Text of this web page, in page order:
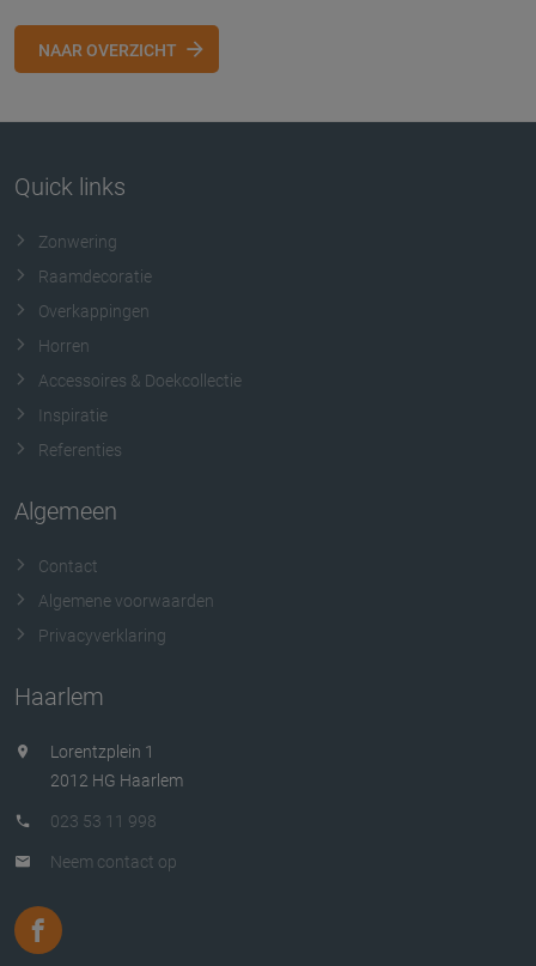
NAAR OVERZICHT
Quick links
Zonwering
Raamdecoratie
Overkappingen
Horren
Accessoires & Doekcollectie
Inspiratie
Referenties
Algemeen
Contact
Algemene voorwaarden
Privacyverklaring
Haarlem
Lorentzplein 1
2012 HG Haarlem
023 53 11 998
Neem contact op